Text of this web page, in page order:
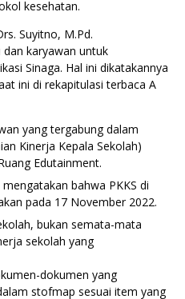
kesehatan.
Suyitno, M.Pd.
karyawan untuk
Sinaga. Hal ini dikatakannya
ini di rekapitulasi terbaca A
yang tergabung dalam
Kinerja Kepala Sekolah)
Edutainment.
bahwa PKKS di
pada 17 November 2022.
bukan semata-mata
sekolah yang
dokumen yang
stofmap sesuai item yang